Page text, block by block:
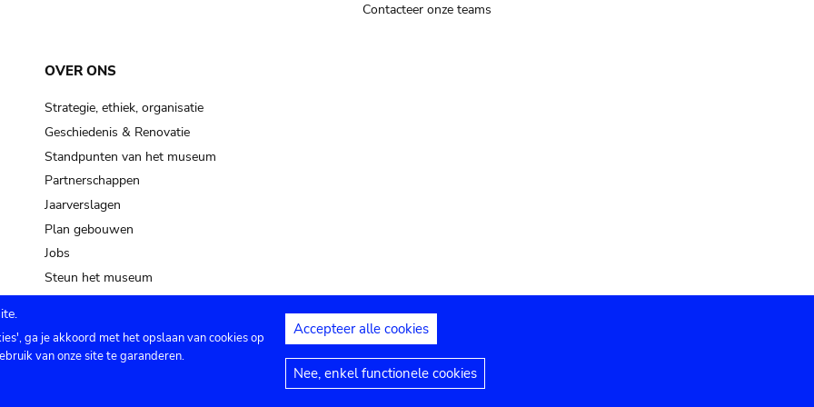
Contacteer onze teams
OVER ONS
Strategie, ethiek, organisatie
Geschiedenis & Renovatie
Standpunten van het museum
Partnerschappen
Jaarverslagen
Plan gebouwen
Jobs
Steun het museum
Privacy instellingen Juridische mededelingen
ga je akkoord met het opslaan van cookies op
van onze site te garanderen.
Accepteer alle cookies
Nee, enkel functionele cookies